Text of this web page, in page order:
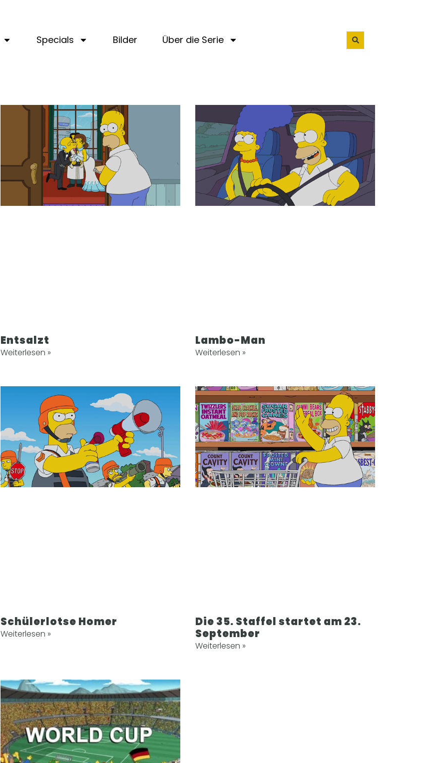
Specials Bilder Über die Serie
Entsalzt
Weiterlesen »
Lambo-Man
Weiterlesen »
Schülerlotse Homer
Weiterlesen »
Die 35. Staffel startet am 23.
September
Weiterlesen »